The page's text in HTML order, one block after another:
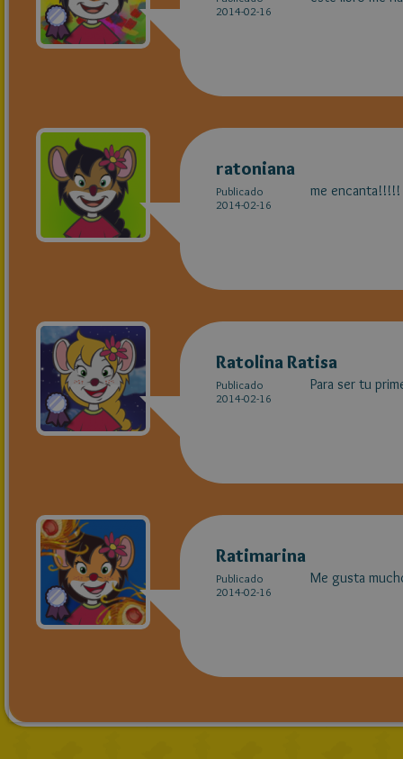
2014-02-16
ratoniana
Publicado
2014-02-16
me
Ratolina Ratisa
Publicado
2014-02-16
Para ser tu
Ratimarina
Publicado
2014-02-16
Me gusta